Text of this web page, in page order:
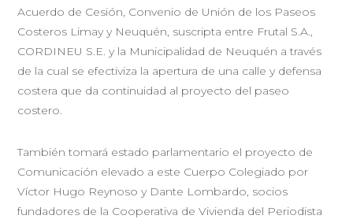
Acuerdo de Cesión, Convenio de Unión de los Paseos
Costeros Limay y Neuquén, suscripta entre Frutal S.A.,
CORDINEU S.E. y la Municipalidad de Neuquén a través
de la cual se efectiviza la apertura de una calle y defensa
costera que da continuidad al proyecto del paseo
costero.
También tomará estado parlamentario el proyecto de
Comunicación elevado a este Cuerpo Colegiado por
Víctor Hugo Reynoso y Dante Lombardo, socios
fundadores de la Cooperativa de Vivienda del Periodista